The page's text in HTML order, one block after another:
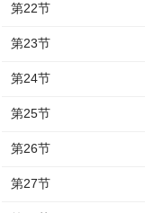
第22节
第23节
第24节
第25节
第26节
第27节